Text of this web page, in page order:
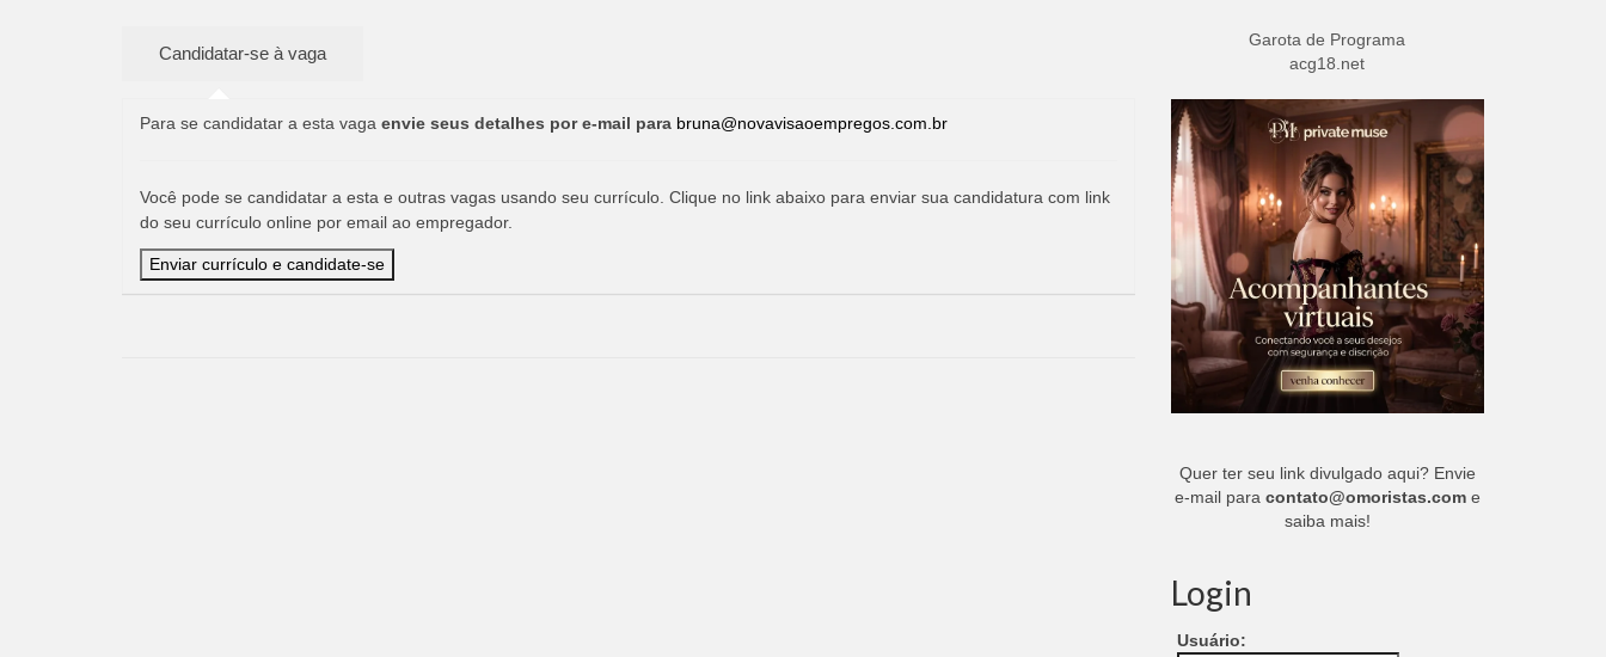
Para se candidatar a esta vaga envie seus detalhes por e-mail para bruna@novavisaoempregos.com.br
Você pode se candidatar a esta e outras vagas usando seu currículo. Clique no link abaixo para enviar sua candidatura com link
do seu currículo online por email ao empregador.
Garota de Programa
acg18.net
Quer ter seu link divulgado aqui? Envie
e-mail para contato@omoristas.come
saiba mais!
Login
Usuário: